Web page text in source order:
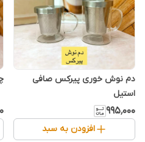
دم نوش خوری پیرکس صافی
استیل
۹۹۵٬۰۰۰
افزودن به سبد